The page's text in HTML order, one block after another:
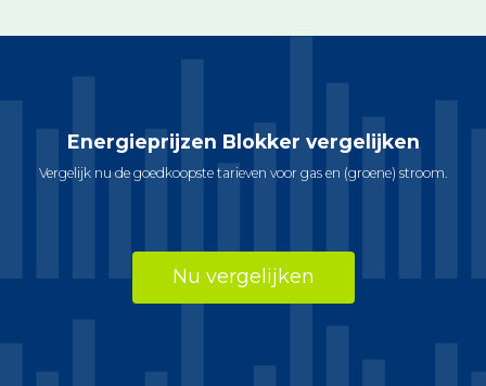
Energieprijzen Blokker vergelijken
Vergelijk nu de goedkoopste tarieven voor gas en (groene) stroom.
Nu vergelijken